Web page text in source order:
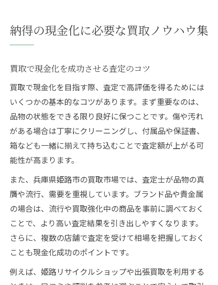
納得の現金化に必要な買取ノウハウ集
買取で現金化を成功させる査定のコツ
買取で現金化を目指す際、査定で高評価を得るためには
いくつかの基本的なコツがあります。まず重要なのは、
品物の状態をできる限り良好に保つことです。傷や汚れ
がある場合は丁寧にクリーニングし、付属品や保証書、
箱なども一緒に揃えて持ち込むことで査定額が上がる可
能性が高まります。
また、兵庫県姫路市の買取市場では、査定士が品物の真
贋や流行、需要を重視しています。ブランド品や貴金属
の場合は、流行や買取強化中の商品を事前に調べておく
ことで、より高い査定結果を引き出しやすくなります。
さらに、複数の店舗で査定を受けて相場を把握しておく
ことも現金化成功のポイントです。
例えば、姫路リサイクルショップや出張買取を利用する